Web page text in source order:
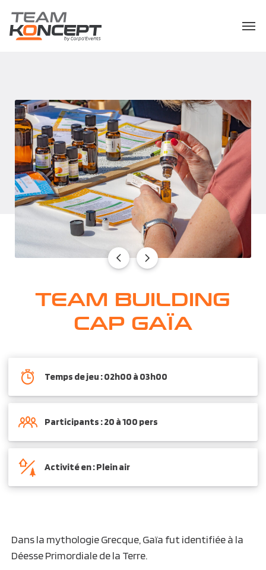
TEAM BUILDING
CAP GAÏA
Temps de jeu : 02h00 à 03h00
Participants : 20 à 100 pers
Activité en : Plein air
Dans la mythologie Grecque, Gaïa fut identifiée à la
Déesse Primordiale de la Terre.